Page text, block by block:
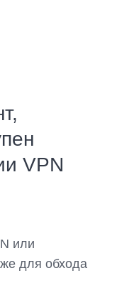
VPN
или
для обхода